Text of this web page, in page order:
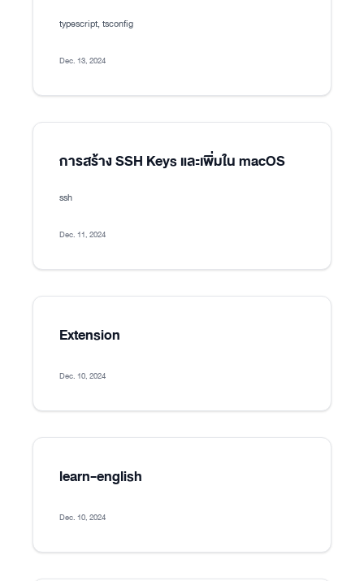
typescript, tsconfig
Dec. 13, 2024
การสร้าง SSH Keys และเพิ่มใน macOS
ssh
Dec. 11, 2024
Extension
Dec. 10, 2024
learn-english
Dec. 10, 2024